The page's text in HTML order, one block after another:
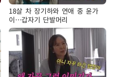
18살 차 장기하와 연애 중 윤가
이…갑자기 단발머리